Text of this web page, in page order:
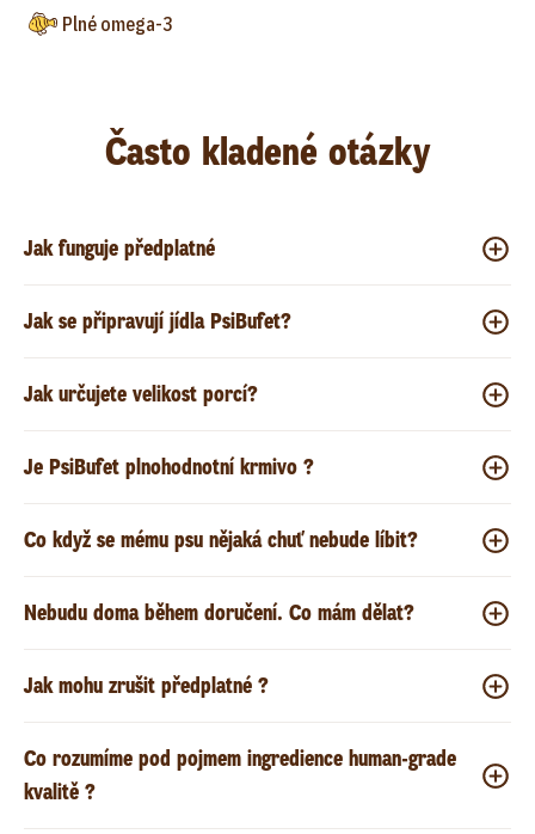
Plné omega-3
Často kladené otázky
Jak funguje předplatné
Jak se připravují jídla PsiBufet?
Jak určujete velikost porcí?
Je PsiBufet plnohodnotní krmivo ?
Co když se mému psu nějaká chuť nebude líbit?
Nebudu doma během doručení. Co mám dělat?
Jak mohu zrušit předplatné ?
Co rozumíme pod pojmem ingredience human-grade
kvalitě ?